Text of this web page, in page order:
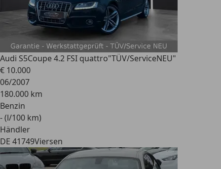
Audi S5Coupe 4.2 FSI quattro"TÜV/ServiceNEU"
€ 10.000
06/2007
180.000 km
Benzin
- (l/100 km)
Händler
DE 41749Viersen